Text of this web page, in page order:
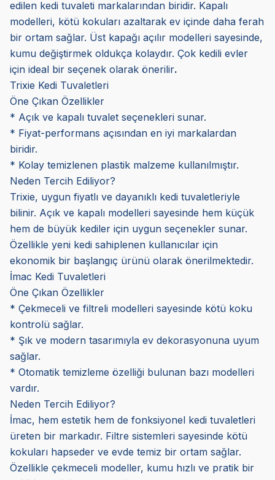
edilen kedi tuvaleti markalarından biridir. Kapalı
modelleri, kötü kokuları azaltarak ev içinde daha ferah
bir ortam sağlar. Üst kapağı açılır modelleri sayesinde,
kumu değiştirmek oldukça kolaydır. Çok kedili evler
için ideal bir seçenek olarak önerilir.
Trixie Kedi Tuvaletleri
Öne Çıkan Özellikler
* Açık ve kapalı tuvalet seçenekleri sunar.
* Fiyat-performans açısından en iyi markalardan
biridir.
* Kolay temizlenen plastik malzeme kullanılmıştır.
Neden Tercih Ediliyor?
Trixie, uygun fiyatlı ve dayanıklı kedi tuvaletleriyle
bilinir. Açık ve kapalı modelleri sayesinde hem küçük
hem de büyük kediler için uygun seçenekler sunar.
Özellikle yeni kedi sahiplenen kullanıcılar için
ekonomik bir başlangıç ürünü olarak önerilmektedir.
İmac Kedi Tuvaletleri
Öne Çıkan Özellikler
* Çekmeceli ve filtreli modelleri sayesinde kötü koku
kontrolü sağlar.
* Şık ve modern tasarımıyla ev dekorasyonuna uyum
sağlar.
* Otomatik temizleme özelliği bulunan bazı modelleri
vardır.
Neden Tercih Ediliyor?
İmac, hem estetik hem de fonksiyonel kedi tuvaletleri
üreten bir markadır. Filtre sistemleri sayesinde kötü
kokuları hapseder ve evde temiz bir ortam sağlar.
Özellikle çekmeceli modeller, kumu hızlı ve pratik bir